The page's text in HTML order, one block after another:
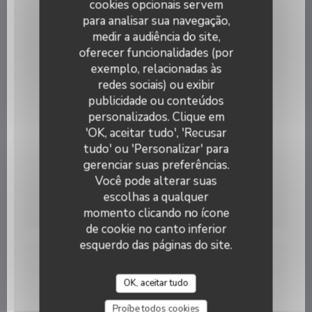
cookies opcionais servem
para analisar sua navegação,
medir a audiência do site,
oferecer funcionalidades (por
exemplo, relacionadas às
redes sociais) ou exibir
publicidade ou conteúdos
personalizados. Clique em
'OK, aceitar tudo', 'Recusar
tudo' ou 'Personalizar' para
gerenciar suas preferências.
Você pode alterar suas
escolhas a qualquer
momento clicando no ícone
de cookie no canto inferior
esquerdo das páginas do site.
OK, aceitar tudo
Proíbe todos cookies
VINS ROUGES
Bourgeuil Cuvée Lilou ''Domaine des Vienais'' 2021
8,00 EUR
Crozes Hermitage ''Domaine Cave de Tain'' 2023
9,00 EUR
Pinot Noir de Bourgogne ''Domaine Camu & Fils ''
2024
8,50 EUR
Bistrot de la Potinière